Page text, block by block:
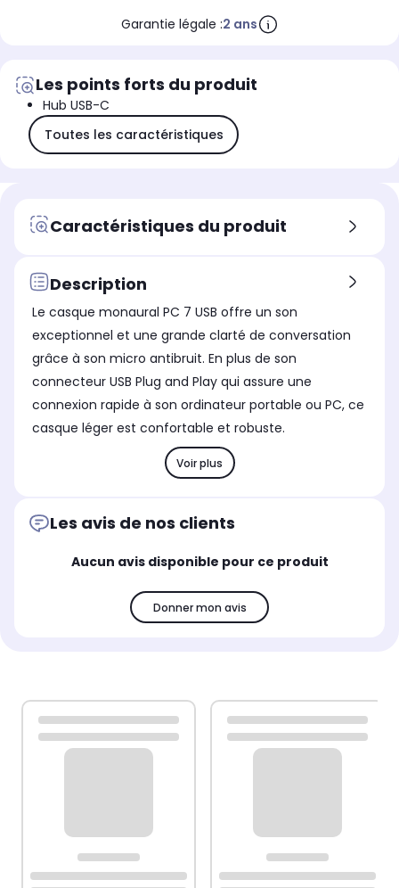
Garantie légale :2 ans
Les points forts du produit
Hub USB-C
Toutes les caractéristiques
Caractéristiques du produit
Description
Le casque monaural PC 7 USB offre un son
exceptionnel et une grande clarté de conversation
grâce à son micro antibruit. En plus de son
connecteur USB Plug and Play qui assure une
connexion rapide à son ordinateur portable ou PC, ce
casque léger est confortable et robuste.
Voir plus
Les avis de nos clients
Aucun avis disponible pour ce produit
Donner mon avis